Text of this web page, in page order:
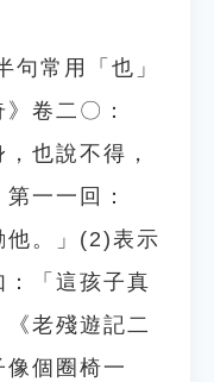
常用「也」
卷二〇：
也說不得，
一一回：
他。」(2)表示
「這孩子真
老殘遊記二
個圈椅一